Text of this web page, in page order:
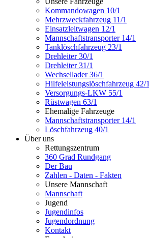
Kommandowagen 10/1
Mehrzweckfahrzeug 11/1
Einsatzleitwagen 12/1
Mannschaftstransporter 14/1
Tanklöschfahrzeug 23/1
Drehleiter 30/1
Drehleiter 31/1
Wechsellader 36/1
Hilfeleistungslöschfahrzeug 42/1
Versorgungs-LKW 55/1
Rüstwagen 63/1
Ehemalige Fahrzeuge
Mannschaftstransporter 14/1
Löschfahrzeug 40/1
Über uns
Rettungszentrum
360 Grad Rundgang
Der Bau
Zahlen - Daten - Fakten
Unsere Mannschaft
Mannschaft
Jugend
Jugendinfos
Jugendordnung
Kontakt